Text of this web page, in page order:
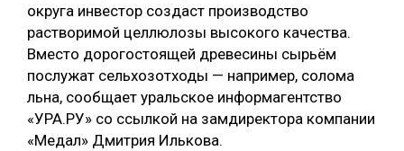
ПРОИЗВОДСТВО ДРЕВЕСНЫХ ПЛИТ
ЦБП
КОМПЛЕКСНАЯ ПЕРЕРАБОТКА
ЛЕСОПИЛЕНИЕ
округа инвестор создаст производство
растворимой целлюлозы высокого качества.
Вместо дорогостоящей древесины сырьём
послужат сельхозотходы — например, солома
льна, сообщает уральское информагентство
«УРА.РУ» со ссылкой на замдиректора компании
«Медал» Дмитрия Илькова.